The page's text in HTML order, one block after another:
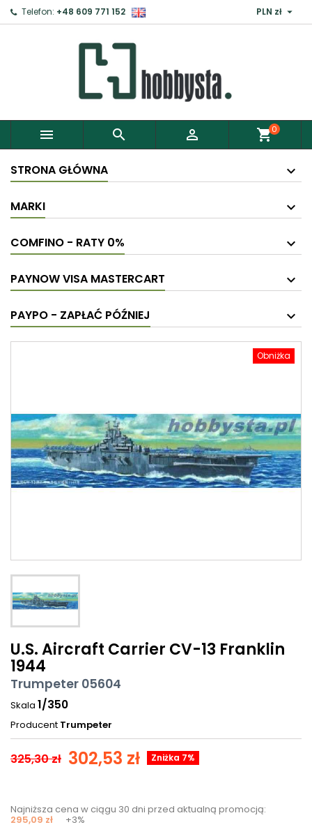
Telefon: +48 609 771 152 PLN zł 
   shopping_cart0
STRONA GŁÓWNA
MARKI
COMFINO - RATY 0%
PAYNOW VISA MASTERCART
PAYPO - ZAPŁAĆ PÓŹNIEJ
Obniżka
U.S. Aircraft Carrier CV-13 Franklin
1944
Trumpeter 05604
Skala 1/350
Producent Trumpeter
325,30 zł 302,53 zł Zniżka 7%
Najniższa cena w ciągu 30 dni przed aktualną promocją:
295,09 zł +3%